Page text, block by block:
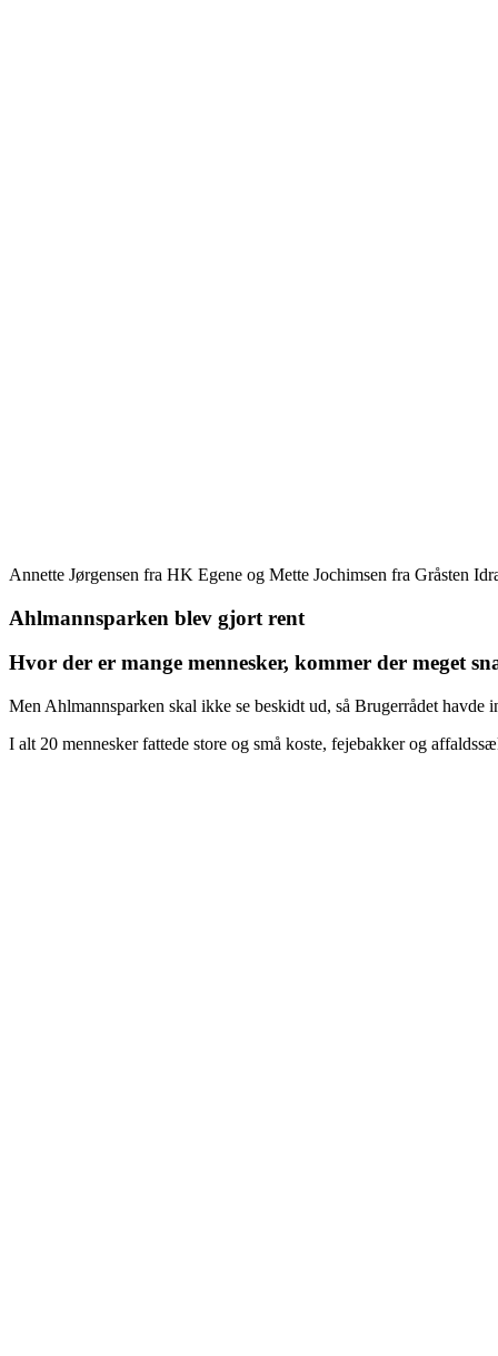
Annette Jørgensen fra HK Egene og Mette Jochimsen fra Gråsten
Ahlmannsparken blev gjort rent
Hvor der er mange mennesker, kommer der meget
Men Ahlmannsparken skal ikke se beskidt ud, så Brugerrådet havde
I alt 20 mennesker fattede store og små koste, fejebakker og